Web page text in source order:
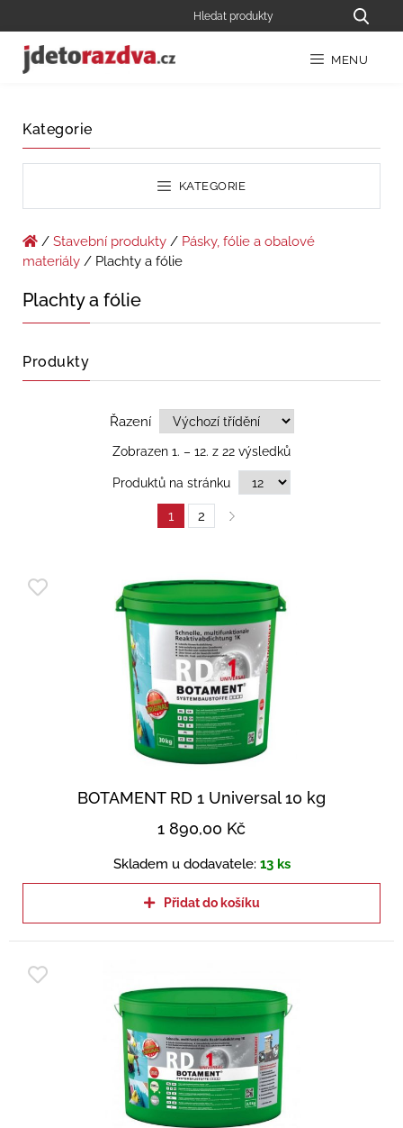
MENU
Kategorie
KATEGORIE
/ Stavební produkty / Pásky, fólie a obalové
materiály / Plachty a fólie
Plachty a fólie
Produkty
Řazení
Zobrazen 1. – 12. z 22 výsledků
Produktů na stránku
1 2
BOTAMENT RD 1 Universal 10 kg
1 890,00 Kč
Skladem u dodavatele: 13 ks
Přidat do košíku